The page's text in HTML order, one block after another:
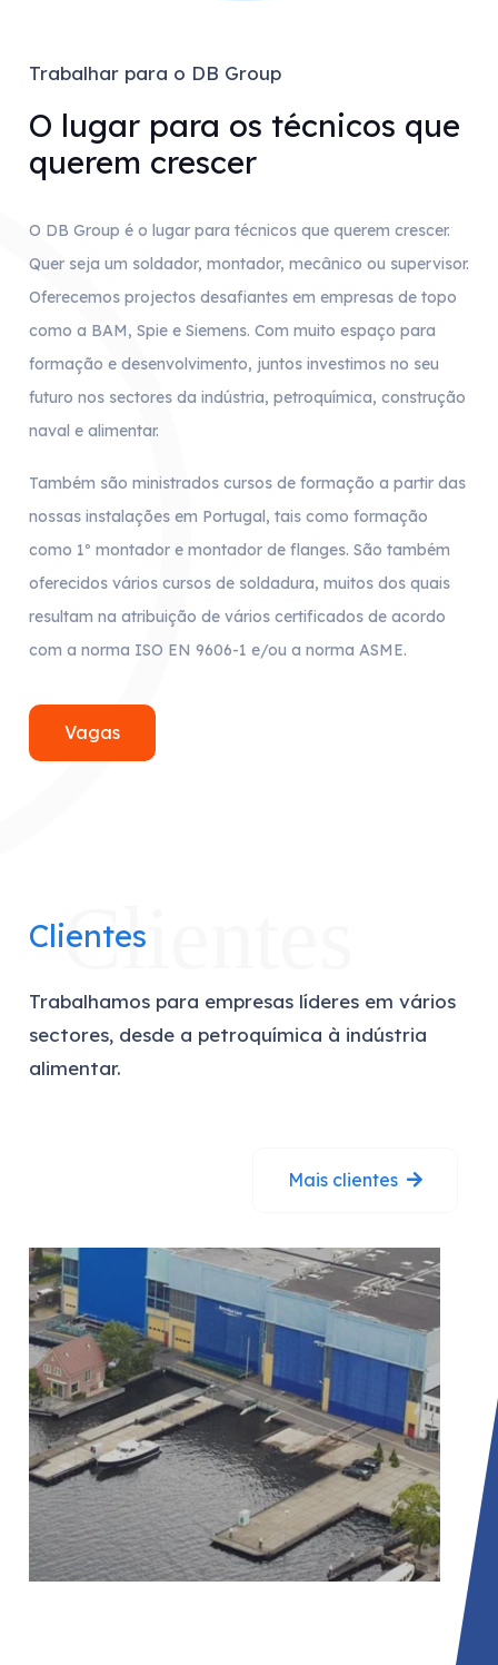
Trabalhar para o DB Group
O lugar para os técnicos que
querem crescer
O DB Group é o lugar para técnicos que querem crescer.
Quer seja um soldador, montador, mecânico ou supervisor.
Oferecemos projectos desafiantes em empresas de topo
como a BAM, Spie e Siemens. Com muito espaço para
formação e desenvolvimento, juntos investimos no seu
futuro nos sectores da indústria, petroquímica, construção
naval e alimentar.
Também são ministrados cursos de formação a partir das
nossas instalações em Portugal, tais como formação
como 1º montador e montador de flanges. São também
oferecidos vários cursos de soldadura, muitos dos quais
resultam na atribuição de vários certificados de acordo
com a norma ISO EN 9606-1 e/ou a norma ASME.
Vagas
Clientes
Clientes
Trabalhamos para empresas líderes em vários
sectores, desde a petroquímica à indústria
alimentar.
Mais clientes